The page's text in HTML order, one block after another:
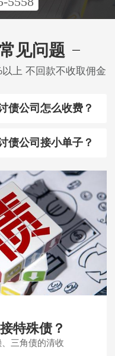
见问题
上 不回款不收取佣金
债公司怎么收费？
债公司接小单子？
特殊债？
三角债的清收